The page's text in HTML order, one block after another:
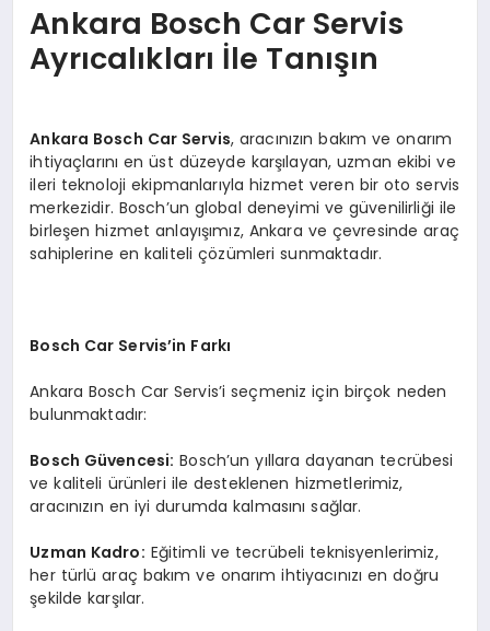
Ankara Bosch Car Servis
Ayrıcalıkları İle Tanışın
Ankara Bosch Car Servis, aracınızın bakım ve onarım
ihtiyaçlarını en üst düzeyde karşılayan, uzman ekibi ve
ileri teknoloji ekipmanlarıyla hizmet veren bir oto servis
merkezidir. Bosch’un global deneyimi ve güvenilirliği ile
birleşen hizmet anlayışımız, Ankara ve çevresinde araç
sahiplerine en kaliteli çözümleri sunmaktadır.
Bosch Car Servis’in Farkı
Ankara Bosch Car Servis’i seçmeniz için birçok neden
bulunmaktadır:
Bosch Güvencesi: Bosch’un yıllara dayanan tecrübesi
ve kaliteli ürünleri ile desteklenen hizmetlerimiz,
aracınızın en iyi durumda kalmasını sağlar.
Uzman Kadro: Eğitimli ve tecrübeli teknisyenlerimiz,
her türlü araç bakım ve onarım ihtiyacınızı en doğru
şekilde karşılar.